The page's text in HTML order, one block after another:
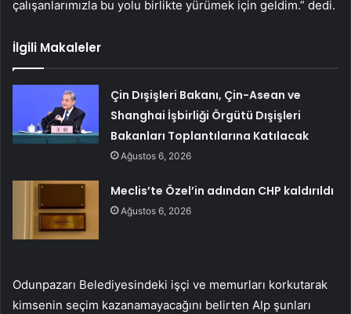
çalışanlarımızla bu yolu birlikte yürümek için geldim.” dedi.
İlgili Makaleler
Çin Dışişleri Bakanı, Çin-Asean ve
Shanghai İşbirliği Örgütü Dışişleri
Bakanları Toplantılarına Katılacak
Ağustos 6, 2026
Meclis’te Özel’in adından CHP kaldırıldı
Ağustos 6, 2026
Odunpazarı Belediyesindeki işçi ve memurları korkutarak
kimsenin seçim kazanamayacağını belirten Alp şunları